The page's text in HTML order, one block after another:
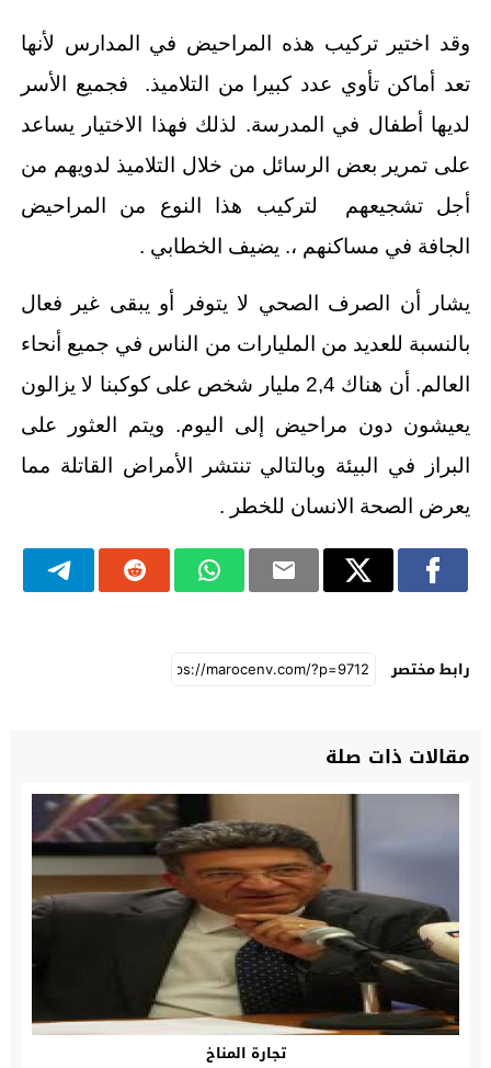
وقد اختير تركيب هذه المراحيض في المدارس لأنها
تعد أماكن تأوي عدد كبيرا من التلاميذ. فجميع الأسر
لديها أطفال في المدرسة. لذلك فهذا الاختيار يساعد
على تمرير بعض الرسائل من خلال التلاميذ لدويهم من
أجل تشجيعهم لتركيب هذا النوع من المراحيض
الجافة في مساكنهم ،. يضيف الخطابي .
يشار أن الصرف الصحي لا يتوفر أو يبقى غير فعال
بالنسبة للعديد من المليارات من الناس في جميع أنحاء
العالم. أن هناك 2,4 مليار شخص على كوكبنا لا يزالون
يعيشون دون مراحيض إلى اليوم. ويتم العثور على
البراز في البيئة وبالتالي تنتشر الأمراض القاتلة مما
يعرض الصحة الانسان للخطر .
رابط مختصر
مقالات ذات صلة
تجارة المناخ